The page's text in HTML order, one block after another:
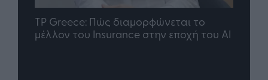
TP Greece: Πώς διαμορφώνεται το
μέλλον του Insurance στην εποχή του AI